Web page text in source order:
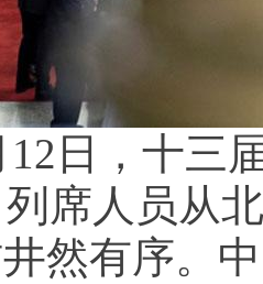
12日，十三
席人员从
然有序。